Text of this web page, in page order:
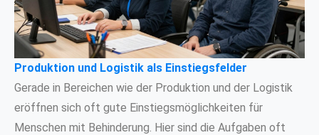
Produktion und Logistik als Einstiegsfelder
Gerade in Bereichen wie der Produktion und der Logistik
eröffnen sich oft gute Einstiegsmöglichkeiten für
Menschen mit Behinderung. Hier sind die Aufgaben oft